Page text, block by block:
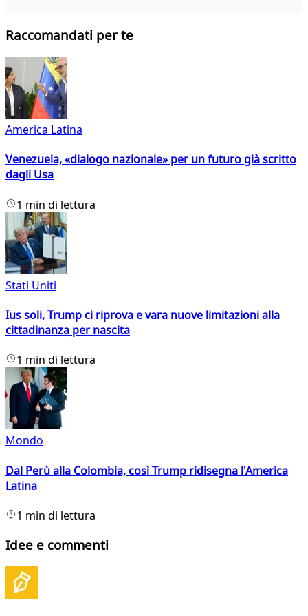
Raccomandati per te
America Latina
Venezuela, «dialogo nazionale» per un futuro già scritto
dagli Usa
1 min di lettura
Stati Uniti
Ius soli, Trump ci riprova e vara nuove limitazioni alla
cittadinanza per nascita
1 min di lettura
Mondo
Dal Perù alla Colombia, così Trump ridisegna l'America
Latina
1 min di lettura
Idee e commenti